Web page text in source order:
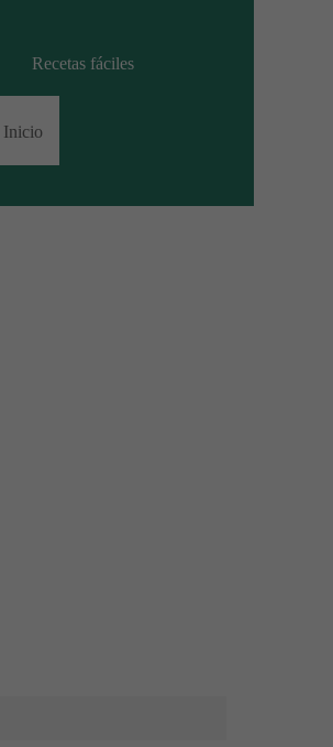
Recetas fáciles
Inicio